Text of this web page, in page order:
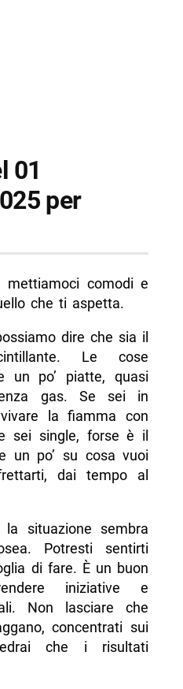
01
per
mettiamoci comodi e
che ti aspetta.
dire che sia il
Le cose
un po’ piatte, quasi
gas. Se sei in
la fiamma con
sei single, forse è il
un po’ su cosa vuoi
dai tempo al
la situazione sembra
Potresti sentirti
di fare. È un buon
iniziative e
Non lasciare che
concentrati sui
che i risultati